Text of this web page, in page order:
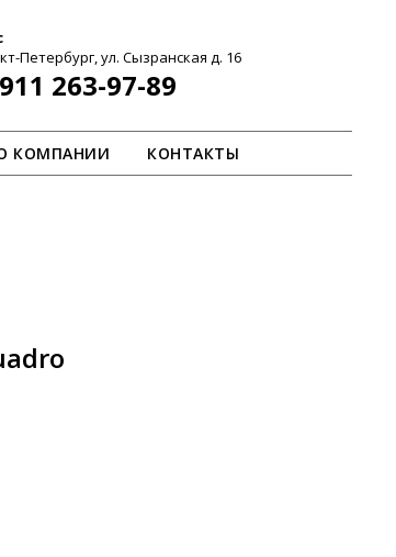
Петербург, ул. Сызранская д. 16
263-97-89
КОМПАНИИ КОНТАКТЫ